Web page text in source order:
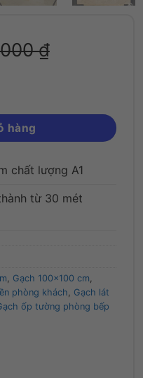
₫
10003 màu
hàng
chất lượng A1
từ 30 mét
Gạch 100x100 cm
phòng khách
Gạch lát
ốp tường phòng bếp